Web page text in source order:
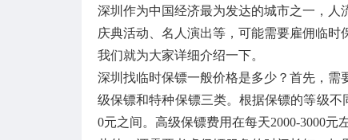
深圳作为中国经济最为发达的城市之一，
庆典活动、名人演出等，可能需要雇佣临
我们就为大家详细介绍一下。
深圳找临时保镖一般价格是多少？首先，
级保镖和特种保镖三类。根据保镖的等级不
0元之间。高级保镖费用在每天2000-3000元